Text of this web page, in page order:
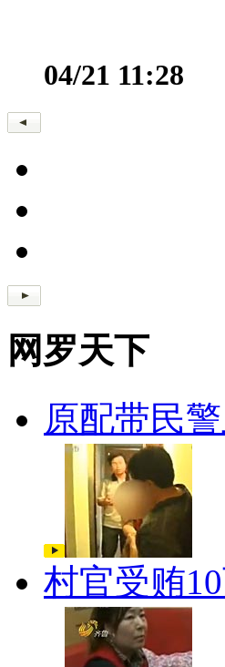
04/21 11:28
网罗天下
原配带民
村官受贿